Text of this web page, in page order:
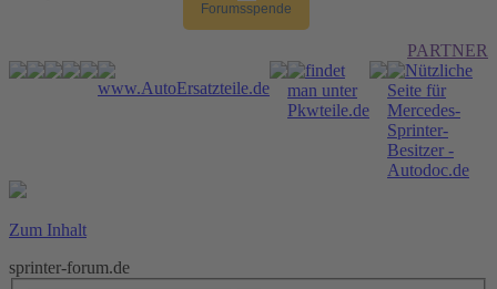
Forumsspende
PARTNER
Zum Inhalt
sprinter-forum.de